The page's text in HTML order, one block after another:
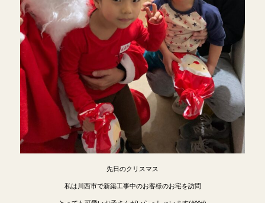
先日のクリスマス
私は川西市で新築工事中のお客様のお宅を訪問